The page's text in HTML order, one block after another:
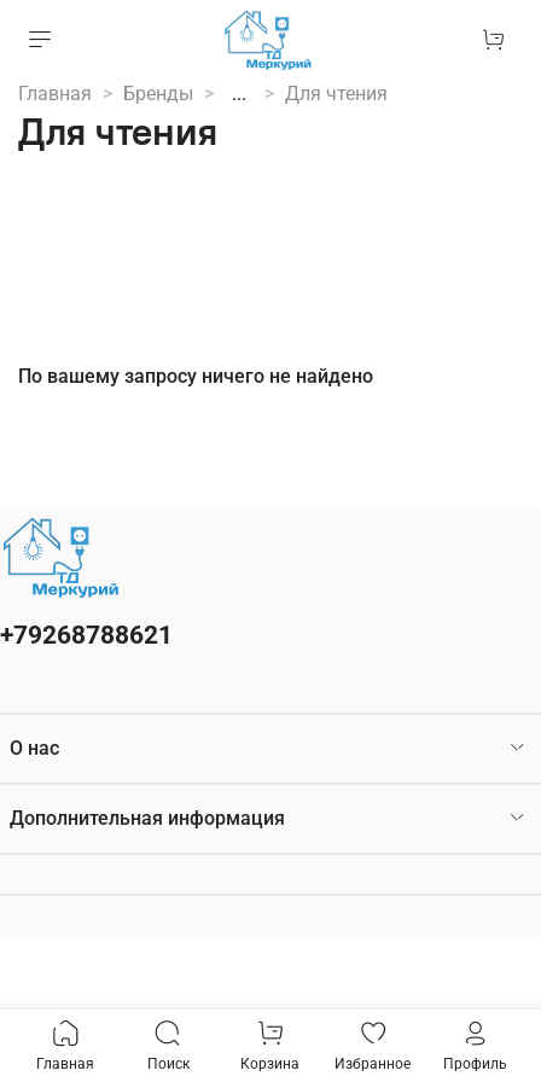
Главная Бренды ... Для чтения
Для чтения
По вашему запросу ничего не найдено
О нас
Дополнительная информация
+79268788621
Главная Поиск Корзина Избранное Профиль